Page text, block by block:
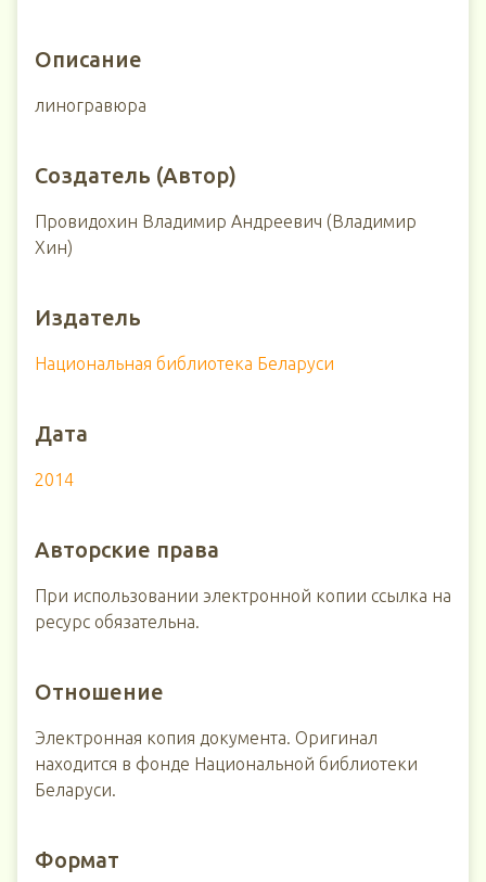
Описание
линогравюра
Создатель (Автор)
Провидохин Владимир Андреевич (Владимир
Хин)
Издатель
Национальная библиотека Беларуси
Дата
2014
Авторские права
При использовании электронной копии ссылка на
ресурс обязательна.
Отношение
Электронная копия документа. Оригинал
находится в фонде Национальной библиотеки
Беларуси.
Формат